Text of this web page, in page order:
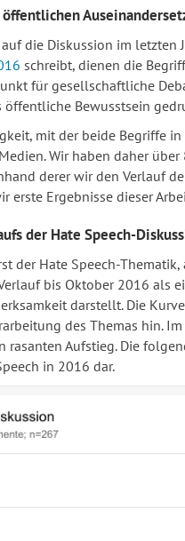
die Diskussion im letzten
schreibt, dienen die
für gesellschaftliche
öffentliche Bewusstsein
mit der beide Begriffe
Wir haben daher
derer wir den Verlauf
erste Ergebnisse dieser
der Hate Speech-
der Hate Speech-
bis Oktober 2016 als
darstellt. Die
des Themas hin.
rasanten Aufstieg. Die
in 2016 dar.